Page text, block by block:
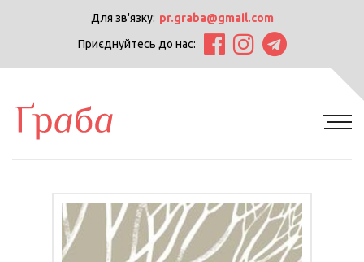
Для зв'язку: pr.graba@gmail.com
Приєднуйтесь до нас: